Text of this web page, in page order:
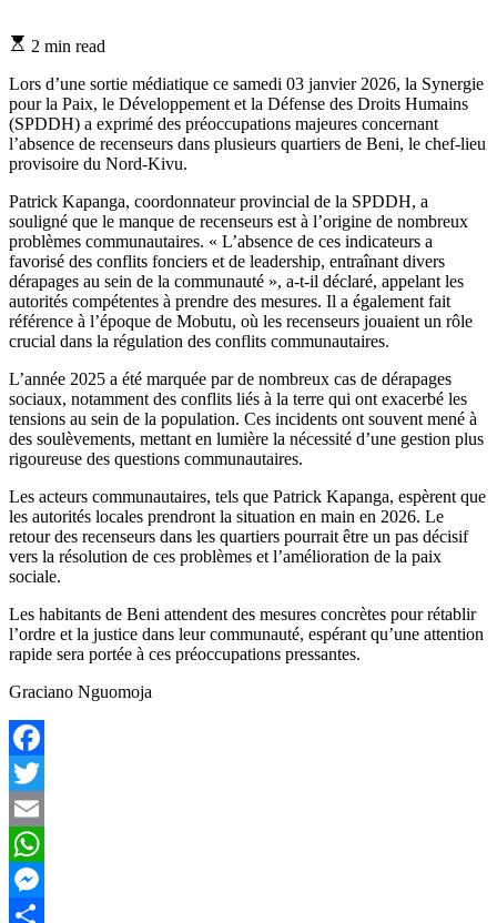
Estimated
time
2 min read
Lors d’une sortie médiatique ce samedi 03 janvier 2026, la Synergie
pour la Paix, le Développement et la Défense des Droits Humains
(SPDDH) a exprimé des préoccupations majeures concernant
l’absence de recenseurs dans plusieurs quartiers de Beni, le chef-lieu
provisoire du Nord-Kivu.
Patrick Kapanga, coordonnateur provincial de la SPDDH, a
souligné que le manque de recenseurs est à l’origine de nombreux
problèmes communautaires. « L’absence de ces indicateurs a
favorisé des conflits fonciers et de leadership, entraînant divers
dérapages au sein de la communauté », a-t-il déclaré, appelant les
autorités compétentes à prendre des mesures. Il a également fait
référence à l’époque de Mobutu, où les recenseurs jouaient un rôle
crucial dans la régulation des conflits communautaires.
L’année 2025 a été marquée par de nombreux cas de dérapages
sociaux, notamment des conflits liés à la terre qui ont exacerbé les
tensions au sein de la population. Ces incidents ont souvent mené à
des soulèvements, mettant en lumière la nécessité d’une gestion plus
rigoureuse des questions communautaires.
Les acteurs communautaires, tels que Patrick Kapanga, espèrent que
les autorités locales prendront la situation en main en 2026. Le
retour des recenseurs dans les quartiers pourrait être un pas décisif
vers la résolution de ces problèmes et l’amélioration de la paix
sociale.
Les habitants de Beni attendent des mesures concrètes pour rétablir
l’ordre et la justice dans leur communauté, espérant qu’une attention
rapide sera portée à ces préoccupations pressantes.
Graciano Nguomoja
Facebook
Twitter
Email
WhatsApp
Messenger